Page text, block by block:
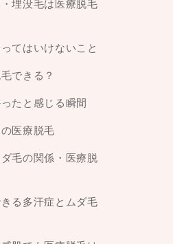
埋没毛は医療脱毛
てはいけないこと
できる？
たと感じる瞬間
医療脱毛
毛の関係・医療脱
る多汗症とムダ毛